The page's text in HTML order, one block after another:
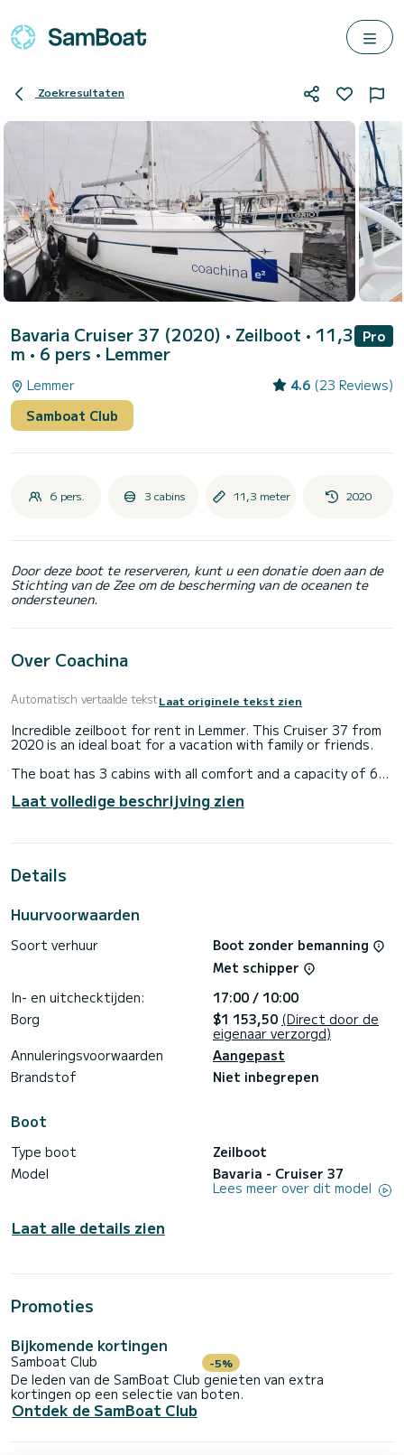
Zoekresultaten
Bavaria Cruiser 37 (2020) • Zeilboot • 11,3
m • 6 pers • Lemmer
Pro
Lemmer 4.6 (23 Reviews)
Samboat Club
6 pers. 3 cabins 11,3 meter 2020
Door deze boot te reserveren, kunt u een donatie doen aan de
Stichting van de Zee om de bescherming van de oceanen te
ondersteunen.
Over Coachina
Automatisch vertaalde tekstLaat originele tekst zien
Incredible zeilboot for rent in Lemmer. This Cruiser 37 from
2020 is an ideal boat for a vacation with family or friends.
The boat has 3 cabins with all comfort and a capacity of 6
best ally to spend an exceptional vacation on the water in
the surroundings of Lemmer
Dit Cruiser 37 is uitgerust met1 toilet met douche.
Deze boot is uitgerust met een Furling mainsail en een
If you have any questions about the boat or the charter
platform. A SamBoat advisor will answer your questions and
Laat volledige beschrijving zien
Details
Huurvoorwaarden
Soort verhuur
Boot zonder bemanning
Met schipper
In- en uitchecktijden:
17:00 / 10:00
Borg
$1 153,50 (Direct door de
eigenaar verzorgd)
Annuleringsvoorwaarden
Aangepast
Brandstof
Niet inbegrepen
Boot
Type boot
Zeilboot
Model
Bavaria - Cruiser 37
Lees meer over dit model
Laat alle details zien
Promoties
Bijkomende kortingen
Samboat Club -5%
De leden van de SamBoat Club genieten van extra
kortingen op een selectie van boten.
Ontdek de SamBoat Club